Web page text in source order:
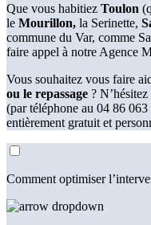
Que vous habitiez Toulon
le Mourillon, la Serinette,
commune du Var, comme
faire appel à notre Agence
Vous souhaitez vous faire
ou le repassage ?
(par téléphone au 04 86
entièrement gratuit et
Comment optimiser